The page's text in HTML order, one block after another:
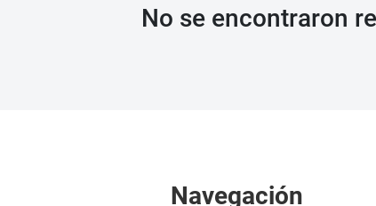
No se encontraron
Navegación